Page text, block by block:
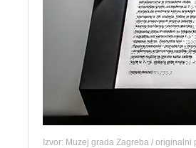
Izvor: Muzej grada Zagreba /